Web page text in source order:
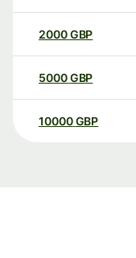
2000GBP
5000GBP
10000 GBP